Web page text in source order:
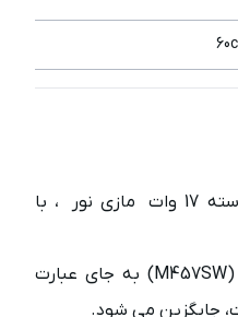
خرید چراغ روکار لومیلاین پیوسته 17 وات مازی نور ، با
در چراغ های لومیلاین عبارت (M457SW) به جای عبارت